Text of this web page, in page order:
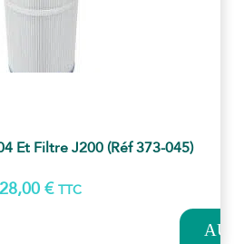
Et Filtre J200 (Réf 373-045)
28,00 € TTC
AU